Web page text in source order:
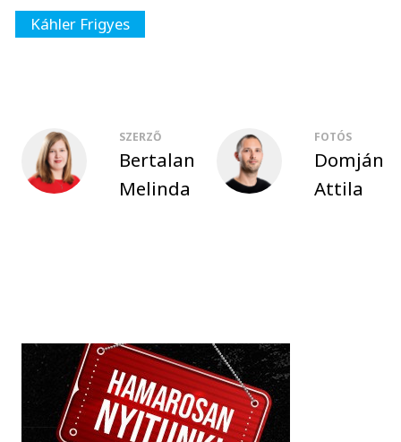
Káhler Frigyes
SZERZŐ
Bertalan
Melinda
FOTÓS
Domján
Attila